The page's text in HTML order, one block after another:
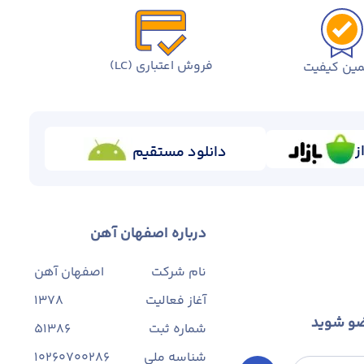
کیفیت فروش اعتباری (LC)
دانلود مستقیم
شوید
درباره اصفهان آهن
نام شرکت
اصفهان آهن
آغاز فعالیت
1378
شماره ثبت
۵۱۳۸۶
شناسه ملی
10260700286